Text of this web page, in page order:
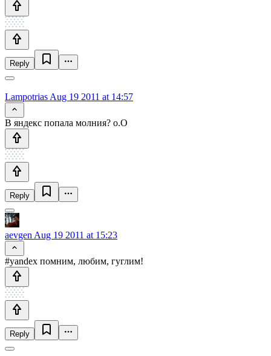
Reply
Lampotrias Aug 19 2011 at 14:57
В яндекс попала молния? о.О
Reply
aevgen Aug 19 2011 at 15:23
#yandex помним, любим, гуглим!
Reply